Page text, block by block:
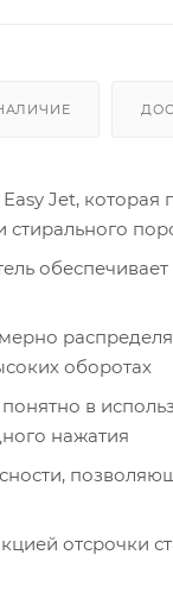
Jet,
стирального
оборотах
в
нажатия
отсрочки